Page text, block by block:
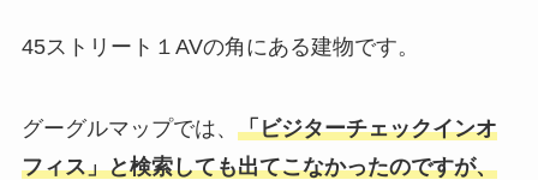
45ストリート１AVの角にある建物です。
グーグルマップでは、 「ビジターチェックインオ
フィス」と検索しても出てこなかったのですが、